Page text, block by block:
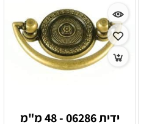
ידית 06286 - 48 מ"מ